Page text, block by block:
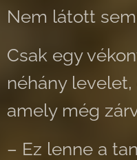
Nem látott
Csak egy
néhány
amely még
– Ez lenne a